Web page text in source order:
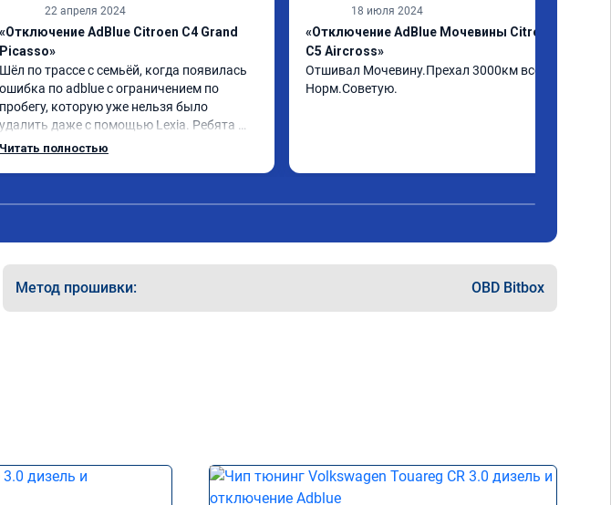
22 апреля 2024
«Отключение AdBlue Citroen C4 Grand
Picasso»
Шёл по трассе с семьёй, когда появилась
ошибка по adblue с ограничением по
пробегу, которую уже нельзя было
удалить даже с помощью Lexia. Ребята
пошли навстречу, оперативно приняли и
Читать полностью
18 июля 2024
«Отключение AdBlue Мочевины Citroen
C5 Aircross»
Отшивал Мочевину.Прехал 3000км всё
Норм.Советую.
Метод прошивки: OBD Bitbox